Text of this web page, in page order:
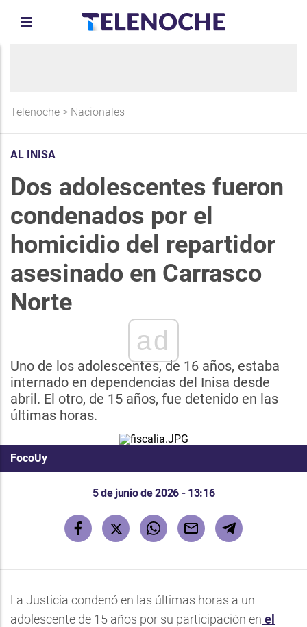
Telenoche > Nacionales
AL INISA
Dos adolescentes fueron
condenados por el
homicidio del repartidor
asesinado en Carrasco
Norte
ad
Uno de los adolescentes, de 16 años, estaba
internado en dependencias del Inisa desde
abril. El otro, de 15 años, fue detenido en las
últimas horas.
FocoUy
5 de junio de 2026 - 13:16
La Justicia condenó en las últimas horas a un
adolescente de 15 años por su participación en el